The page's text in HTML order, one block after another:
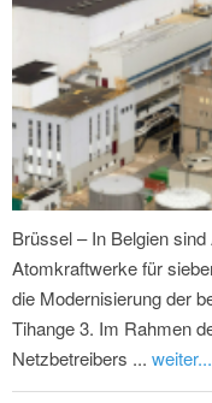
Brüssel – In Belgien
Atomkraftwerke für
die Modernisierung der
Tihange 3. Im Rahmen
Netzbetreibers ... weiter...